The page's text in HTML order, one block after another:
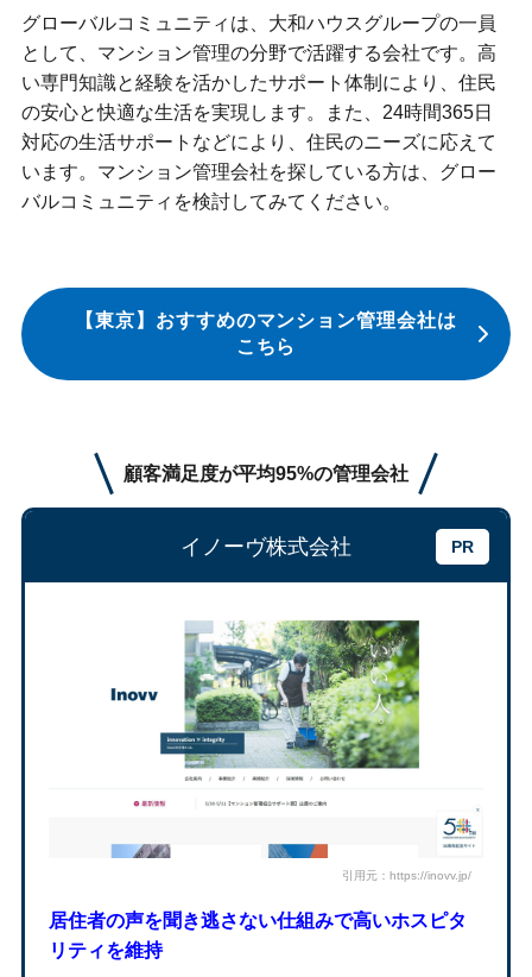
グローバルコミュニティは、大和ハウスグループの一員
として、マンション管理の分野で活躍する会社です。高
い専門知識と経験を活かしたサポート体制により、住民
の安心と快適な生活を実現します。また、24時間365日
対応の生活サポートなどにより、住民のニーズに応えて
います。マンション管理会社を探している方は、グロー
バルコミュニティを検討してみてください。
【東京】おすすめのマンション管理会社は
こちら
顧客満足度が平均95%の管理会社
イノーヴ株式会社
引用元：https://inovv.jp/
居住者の声を聞き逃さない仕組みで高いホスピタ
リティを維持